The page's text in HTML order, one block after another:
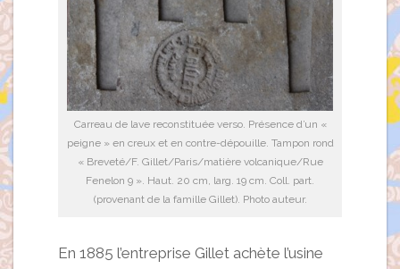
Carreau de lave reconstituée verso. Présence d’un «
peigne » en creux et en contre-dépouille. Tampon rond
« Breveté/F. Gillet/Paris/matière volcanique/Rue
Fenelon 9 ». Haut. 20 cm, larg. 19 cm. Coll. part.
(provenant de la famille Gillet). Photo auteur.
En 1885 l’entreprise Gillet achète l’usine